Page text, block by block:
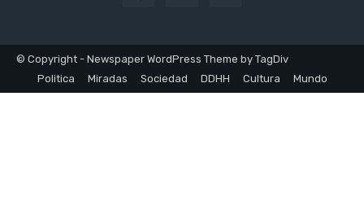
© Copyright - Newspaper WordPress Theme by TagDiv
Politica
Miradas Sociedad DDHH Cultura Mundo